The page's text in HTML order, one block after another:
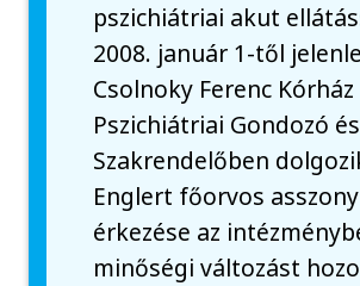
pszichiátriai akut
2008. január 1-től
Csolnoky Ferenc Kórház
Pszichiátriai Gondozó és
Szakrendelőben
Englert főorvos asszony
érkezése az
minőségi változást